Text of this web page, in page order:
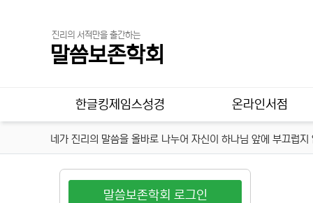
진리의 서적만을 출간하는
말씀보존학회
한글킹제임스성경 온라인서점
네가 진리의 말씀을 올바로 나누어 자신이 하나님 앞에 부끄럽
말씀보존학회 로그인